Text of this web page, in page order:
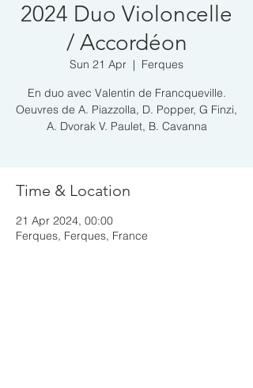
2024 Duo Violoncelle
/ Accordéon
Sun 21 Apr
  |
Ferques
En duo avec Valentin de Francqueville.
Oeuvres de A. Piazzolla, D. Popper, G Finzi,
A. Dvorak V. Paulet, B. Cavanna
Time & Location
21 Apr 2024, 00:00
Ferques, Ferques, France